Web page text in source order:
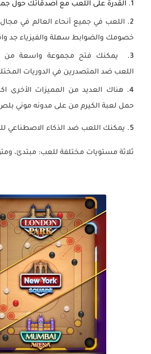
القدرة على اللعب مع أصدقائك حول
اللعب في جميع أنحاء العالم في
خصومك والضوابط سهلة والفيزياء جد
يمكنك فتح مجموعة واسعة من
اللعب ضد المتصدرين في الدوريات
هناك العديد من المميزات الأخرى
حمل لعبة الكيرم من على مدونه موني
يمكنك اللعب ضد الذكاء الاصطناعي
ثلاثة مستويات مختلفة للعب: مبتدئ،